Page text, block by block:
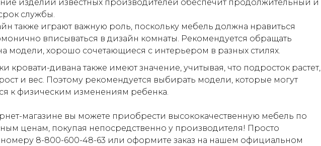
изделий известных производителей обеспечит продолжительный и
службы.
также играют важную роль, поскольку мебель должна нравиться
вписываться в дизайн комнаты. Рекомендуется обращать
модели, хорошо сочетающиеся с интерьером в разных стилях.
кровати-дивана также имеют значение, учитывая, что подросток растет,
и вес. Поэтому рекомендуется выбирать модели, которые могут
к физическим изменениям ребенка.
магазине вы можете приобрести высококачественную мебель по
ценам, покупая непосредственно у производителя! Просто
номеру 8-800-600-48-63 или оформите заказ на нашем официальном